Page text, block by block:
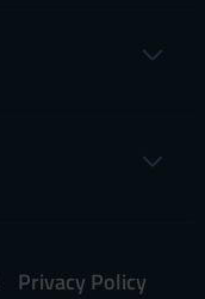
Privacy Policy